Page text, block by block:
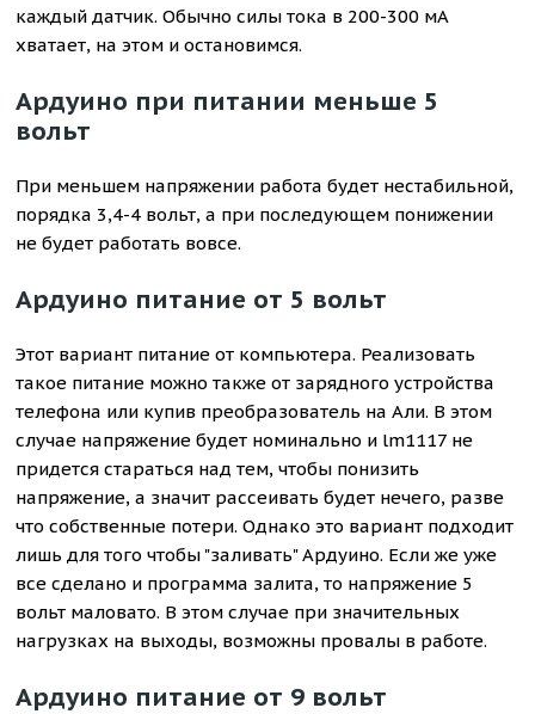
каждый датчик. Обычно силы тока в 200-300 мA
хватает, на этом и остановимся.
Ардуино при питании меньше 5
вольт
При меньшем напряжении работа будет нестабильной,
порядка 3,4-4 вольт, а при последующем понижении
не будет работать вовсе.
Ардуино питание от 5 вольт
Этот вариант питание от компьютера. Реализовать
такое питание можно также от зарядного устройства
телефона или купив преобразователь на Али. В этом
случае напряжение будет номинально и lm1117 не
придется стараться над тем, чтобы понизить
напряжение, а значит рассеивать будет нечего, разве
что собственные потери. Однако это вариант подходит
лишь для того чтобы "заливать" Ардуино. Если же уже
все сделано и программа залита, то напряжение 5
вольт маловато. В этом случае при значительных
нагрузках на выходы, возможны провалы в работе.
Ардуино питание от 9 вольт